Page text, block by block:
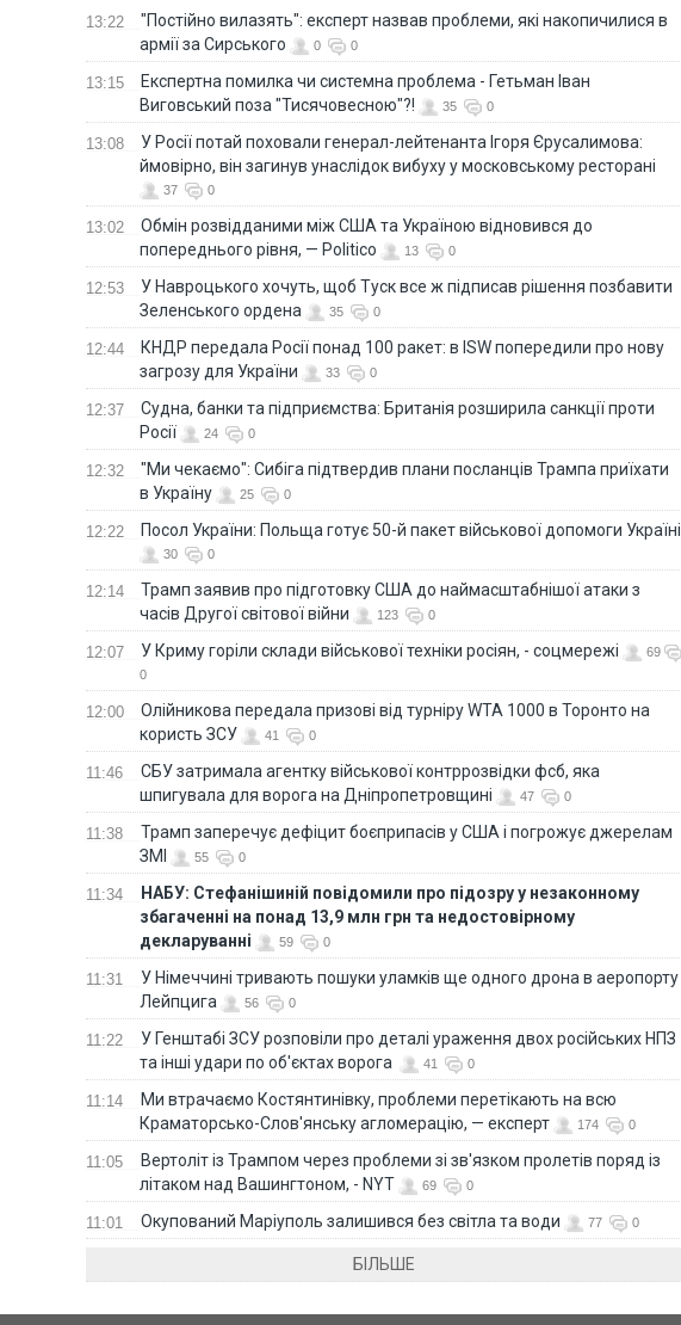
13:22
"Постійно вилазять": експерт назвав проблеми, які накопичилися в
армії за Сирського
0 0
13:15
Eкспертна помилка чи системна проблема - Гетьман Іван
Виговський поза "Тисячовесною"?!
35 0
13:08
У Росії потай поховали генерал-лейтенанта Ігоря Єрусалимова:
ймовірно, він загинув унаслідок вибуху у московському ресторані
37 0
13:02
Обмін розвідданими між США та Україною відновився до
попереднього рівня, — Politico
13 0
12:53
У Навроцького хочуть, щоб Туск все ж підписав рішення позбавити
Зеленського ордена
35 0
12:44
КНДР передала Росії понад 100 ракет: в ISW попередили про нову
загрозу для України
33 0
12:37
Судна, банки та підприємства: Британія розширила санкції проти
Росії
24 0
12:32
"Ми чекаємо": Сибіга підтвердив плани посланців Трампа приїхати
в Україну
25 0
12:22 Посол України: Польща готує 50-й пакет військової допомоги Україні
30 0
12:14
Трамп заявив про підготовку США до наймасштабнішої атаки з
часів Другої світової війни
123 0
12:07 У Криму горіли склади військової техніки росіян, - соцмережі
69
0
12:00
Олійникова передала призові від турніру WTA 1000 в Торонто на
користь ЗСУ
41 0
11:46
СБУ затримала агентку військової контррозвідки фсб, яка
шпигувала для ворога на Дніпропетровщині
47 0
11:38
Трамп заперечує дефіцит боєприпасів у США і погрожує джерелам
ЗМІ
55 0
11:34
НАБУ: Стефанішиній повідомили про підозру у незаконному
збагаченні на понад 13,9 млн грн та недостовірному
декларуванні
59 0
11:31
У Німеччині тривають пошуки уламків ще одного дрона в аеропорту
Лейпцига
56 0
11:22
У Генштабі ЗСУ розповіли про деталі ураження двох російських НПЗ
та інші удари по об'єктах ворога
41 0
11:14
Ми втрачаємо Костянтинівку, проблеми перетікають на всю
Краматорсько-Слов'янську агломерацію, — експерт
174 0
11:05
Вертоліт із Трампом через проблеми зі зв'язком пролетів поряд із
літаком над Вашингтоном, - NYT
69 0
11:01 Окупований Маріуполь залишився без світла та води 77 0
БІЛЬШЕ